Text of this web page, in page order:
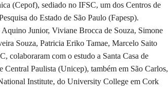
(Cepof), sediado no IFSC, um dos Centros de
do Estado de São Paulo (Fapesp).
Junior, Viviane Brocca de Souza, Simone
Souza, Patricia Eriko Tamae, Marcelo Saito
colaboraram com o estudo a Santa Casa de
Paulista (Unicep), também em São Carlos,
Institute, do University College em Cork